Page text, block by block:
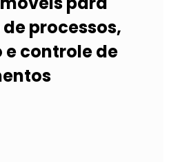
processos,
controle de